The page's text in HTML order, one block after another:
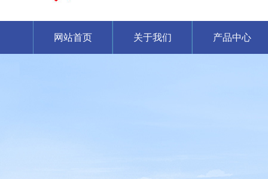
网站首页 关于我们 产品中心